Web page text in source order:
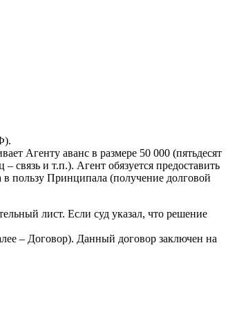
Агенту аванс в размере 50 000 (пятьдесят
связь и т.п.). Агент обязуется предоставить
в пользу Принципала (получение долговой
лист. Если суд указал, что решение
– Договор). Данный договор заключен на